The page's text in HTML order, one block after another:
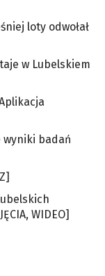
loty odwołał
w Lubelskiem
wyniki badań
WIDEO]